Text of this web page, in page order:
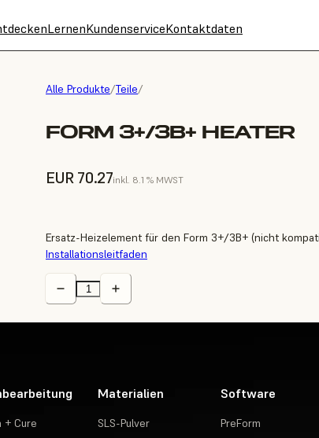
LernenKundenserviceKontaktdaten
Alle Produkte/Teile/
FORM 3+/3B+ HEATER
EUR 70.27inkl. 8.1 % MWST
Ersatz-Heizelement für den Form 3+/3B+ (nicht
Installationsleitfaden
+ Cure
Materialien
SLS-Pulver
Software
PreForm